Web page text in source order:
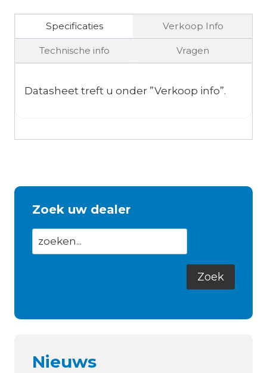
Specificaties Verkoop Info
Technische info Vragen
Datasheet treft u onder ”Verkoop info”.
Zoek uw dealer
Nieuws